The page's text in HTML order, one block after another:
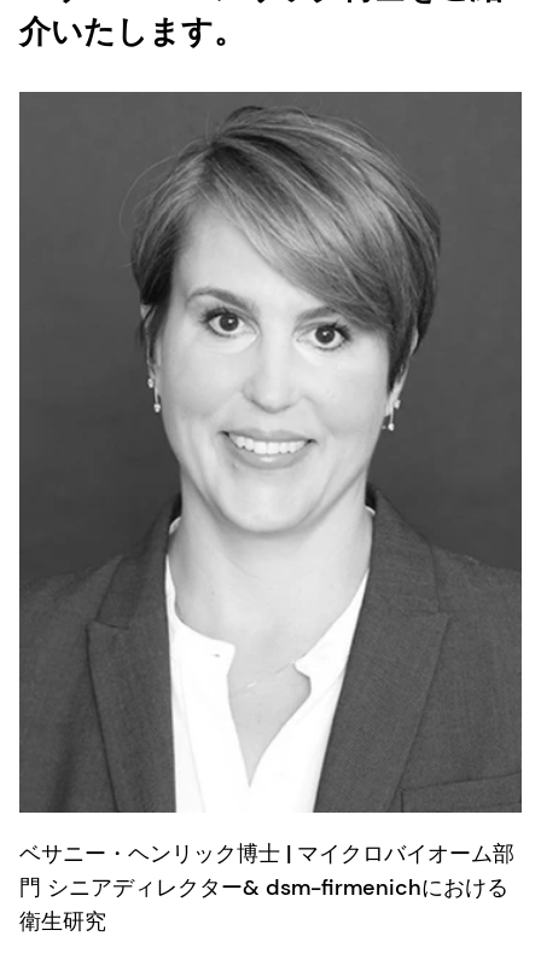
介いたします。
ベサニー・ヘンリック博士 | マイクロバイオーム部
門 シニアディレクター& dsm-firmenichにおける
衛生研究